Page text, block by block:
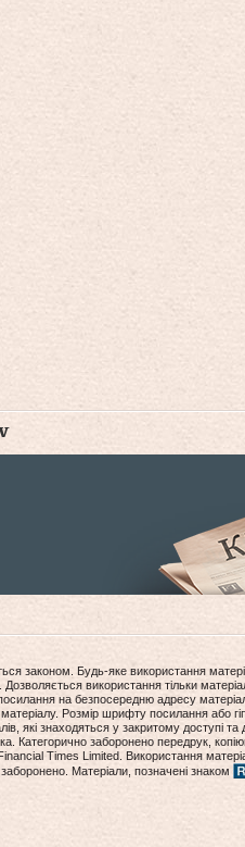
законом. Будь-яке використання
. Дозволяється використання тільки
на безпосередню адресу
Розмір шрифту посилання або
які знаходяться у закритому доступі та
заборонено передрук,
Times Limited. Використання
Матеріали, позначені знаком